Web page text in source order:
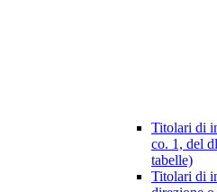
Titolari di
co. 1, del
tabelle)
Titolari di